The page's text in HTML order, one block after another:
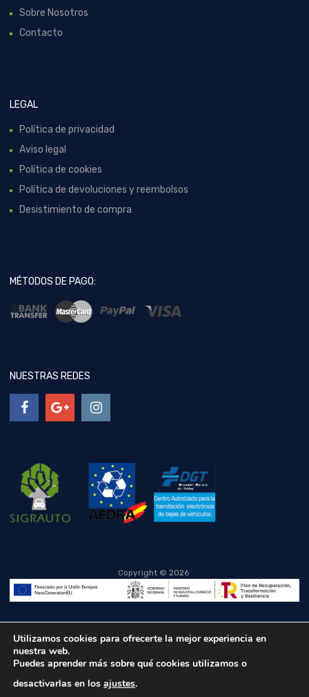
Sobre Nosotros
Contacto
LEGAL
Política de privacidad
Aviso legal
Política de cookies
Política de devoluciones y reembolsos
Desistimiento de compra
MÉTODOS DE PAGO:
NUESTRAS REDES
Copyright © 2026
Utilizamos cookies para ofrecerte la mejor experiencia en
nuestra web.
Puedes aprender más sobre qué cookies utilizamos o
desactivarlas en los ajustes.